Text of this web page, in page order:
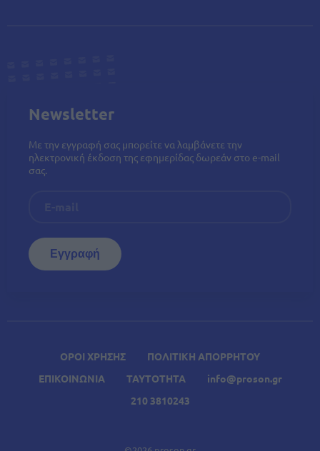
ΟΡΟΙ ΧΡΗΣΗΣ
ΠΟΛΙΤΙΚΗ ΑΠΟΡΡΗΤΟΥ
ΕΠΙΚΟΙΝΩΝΙΑ
ΤΑΥΤΟΤΗΤΑ
info@proson.gr
210 3810243
Newsletter
Με την εγγραφή σας μπορείτε να λαμβάνετε την
ηλεκτρονική έκδοση της εφημερίδας δωρεάν στο e-mail
σας.